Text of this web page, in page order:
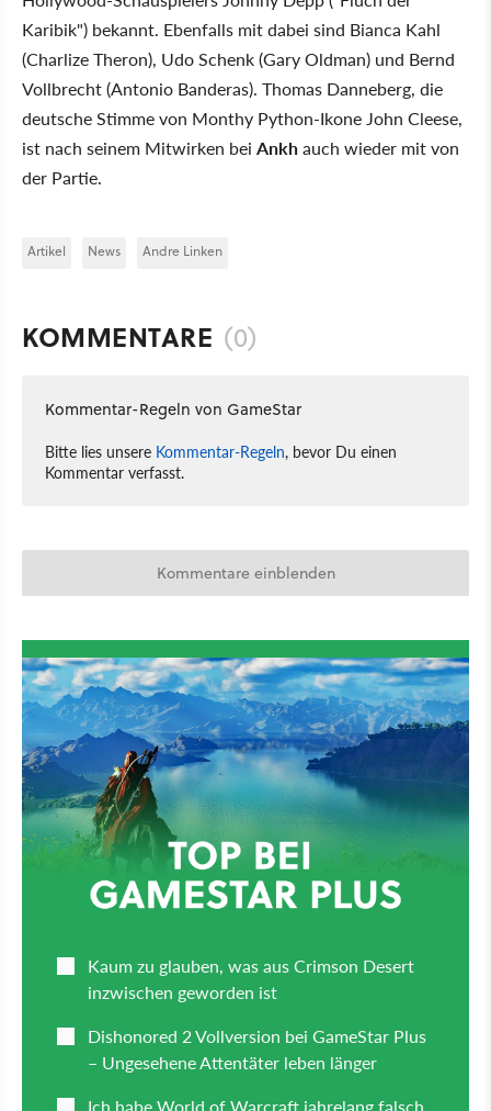
Karibik") bekannt. Ebenfalls mit dabei sind Bianca Kahl
(Charlize Theron), Udo Schenk (Gary Oldman) und Bernd
Vollbrecht (Antonio Banderas). Thomas Danneberg, die
deutsche Stimme von Monthy Python-Ikone John Cleese,
ist nach seinem Mitwirken bei Ankhauch wieder mit von
der Partie.
Artikel News Andre Linken
KOMMENTARE (0)
Kommentar-Regeln von GameStar
Bitte lies unsere Kommentar-Regeln, bevor Du einen
Kommentar verfasst.
Kommentare einblenden